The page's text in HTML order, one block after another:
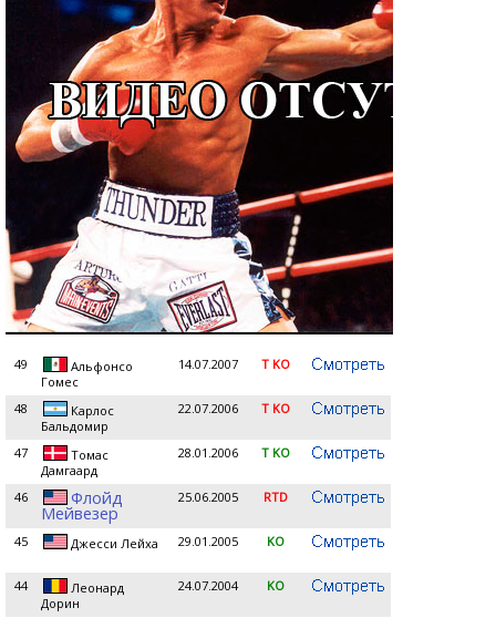
49
Альфонсо
Гомес
14.07.2007 T KO
48
Карлос
Бальдомир
22.07.2006 T KO
47
Томас
Дамгаард
28.01.2006 T KO
46 Флойд
Мейвезер
25.06.2005 RTD
45 Джесси Лейха 29.01.2005 KO
44
Леонард
Дорин
24.07.2004 KO